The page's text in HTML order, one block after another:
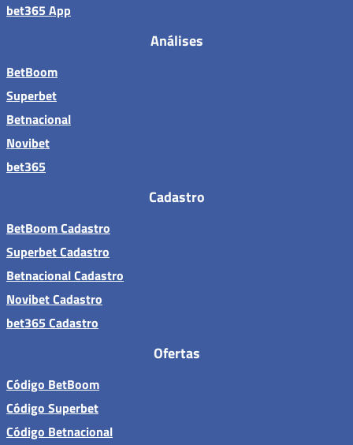
bet365 App
Análises
BetBoom
Superbet
Betnacional
Novibet
bet365
Cadastro
BetBoom Cadastro
Superbet Cadastro
Betnacional Cadastro
Novibet Cadastro
bet365 Cadastro
Ofertas
Código BetBoom
Código Superbet
Código Betnacional